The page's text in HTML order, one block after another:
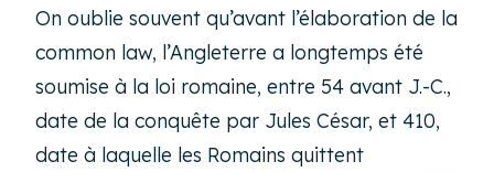
On oublie souvent qu’avant l’élaboration de la
common law, l’Angleterre a longtemps été
soumise à la loi romaine, entre 54 avant J.-C.,
date de la conquête par Jules César, et 410,
date à laquelle les Romains quittent